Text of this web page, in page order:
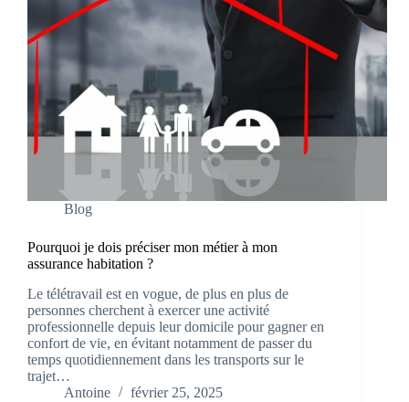
Blog
Pourquoi je dois préciser mon métier à mon
assurance habitation ?
Le télétravail est en vogue, de plus en plus de
personnes cherchent à exercer une activité
professionnelle depuis leur domicile pour gagner en
confort de vie, en évitant notamment de passer du
temps quotidiennement dans les transports sur le
trajet…
Antoine
février 25, 2025